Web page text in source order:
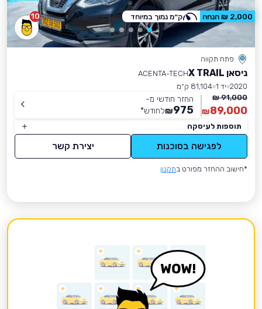
10
פתח תקווה
ניסאן X TRAIL
ACENTA-TECH
2020 יד 1
81,104 ק״מ
91,000 ₪
89,000
₪
החזר חודשי מ-
975
₪לחודש*
תוספות לעיסקה
לפגישה בסוכנות יצירת קשר
*חישוב ההחזר מפורט בתקנון
2,000 ₪ הנחה ק״מ נמוך במיוחד